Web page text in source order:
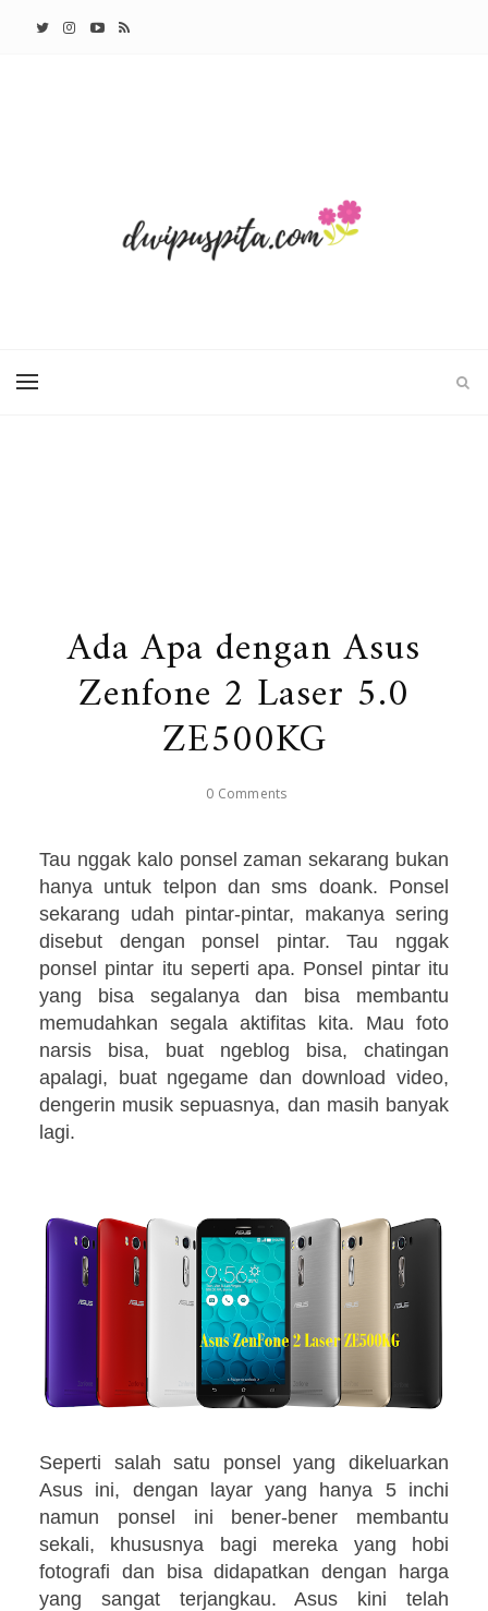
Ada Apa dengan Asus
Zenfone 2 Laser 5.0
ZE500KG
0 Comments
Tau nggak kalo ponsel zaman sekarang bukan
hanya untuk telpon dan sms doank. Ponsel
sekarang udah pintar-pintar, makanya sering
disebut dengan ponsel pintar. Tau nggak
ponsel pintar itu seperti apa. Ponsel pintar itu
yang bisa segalanya dan bisa membantu
memudahkan segala aktifitas kita. Mau foto
narsis bisa, buat ngeblog bisa, chatingan
apalagi, buat ngegame dan download video,
dengerin musik sepuasnya, dan masih banyak
lagi.
Seperti salah satu ponsel yang dikeluarkan
Asus ini, dengan layar yang hanya 5 inchi
namun ponsel ini bener-bener membantu
sekali, khususnya bagi mereka yang hobi
fotografi dan bisa didapatkan dengan harga
yang sangat terjangkau. Asus kini telah